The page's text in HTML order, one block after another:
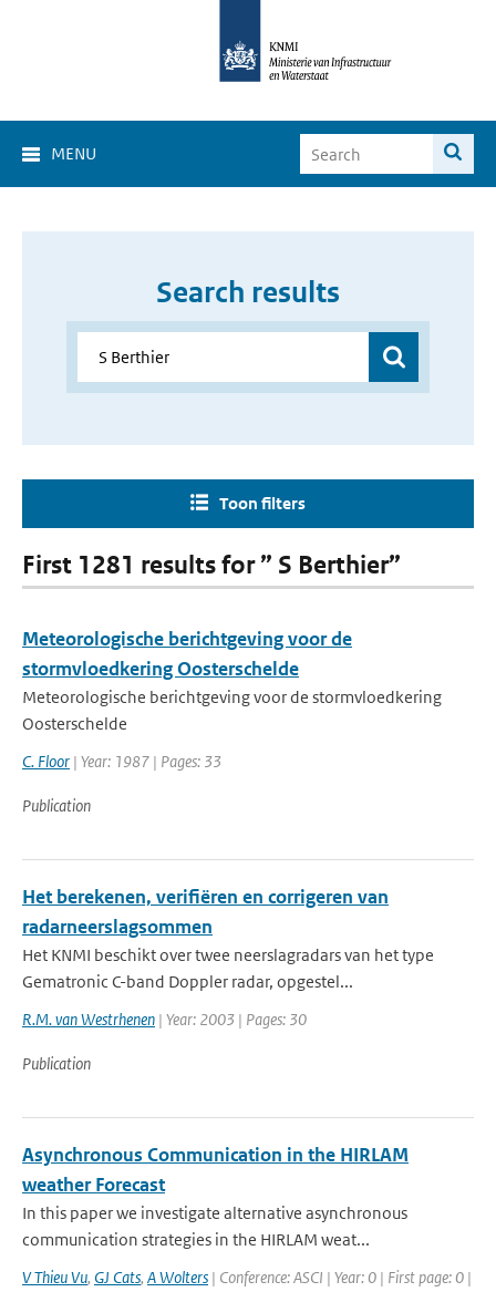
MENU
Search results
Toon filters
First 1281 results for ” S Berthier”
Meteorologische berichtgeving voor de
stormvloedkering Oosterschelde
Meteorologische berichtgeving voor de stormvloedkering
Oosterschelde
C. Floor | Year: 1987 | Pages: 33
Publication
Het berekenen, verifiëren en corrigeren van
radarneerslagsommen
Het KNMI beschikt over twee neerslagradars van het type
Gematronic C-band Doppler radar, opgestel...
R.M. van Westrhenen | Year: 2003 | Pages: 30
Publication
Asynchronous Communication in the HIRLAM
weather Forecast
In this paper we investigate alternative asynchronous
communication strategies in the HIRLAM weat...
V Thieu Vu, GJ Cats, A Wolters | Conference: ASCI | Year: 0 | First page: 0 |